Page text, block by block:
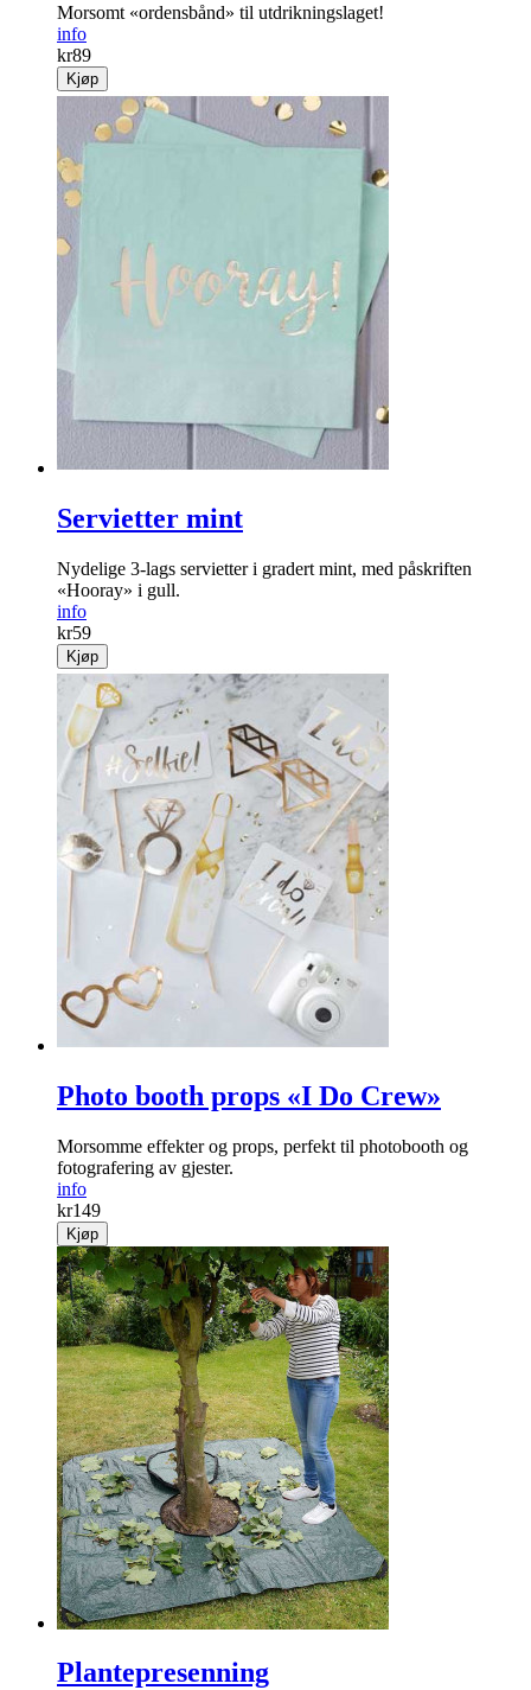
Morsomt «ordensbånd» til utdrikningslaget!
info
kr89
Kjøp
Servietter mint
Nydelige 3-lags servietter i gradert mint, med påskriften
«Hooray» i gull.
info
kr59
Kjøp
Photo booth props «I Do Crew»
Morsomme effekter og props, perfekt til photobooth og
fotografering av gjester.
info
kr149
Kjøp
Plantepresenning